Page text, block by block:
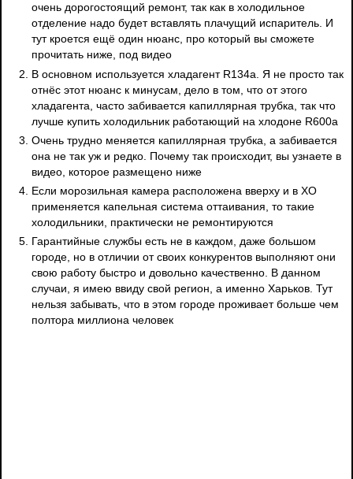
очень дорогостоящий ремонт, так как в холодильное
отделение надо будет вставлять плачущий испаритель. И
тут кроется ещё один нюанс, про который вы сможете
прочитать ниже, под видео
В основном используется хладагент R134a. Я не просто так
отнёс этот нюанс к минусам, дело в том, что от этого
хладагента, часто забивается капиллярная трубка, так что
лучше купить холодильник работающий на хлодоне R600a
Очень трудно меняется капиллярная трубка, а забивается
она не так уж и редко. Почему так происходит, вы узнаете в
видео, которое размещено ниже
Если морозильная камера расположена вверху и в ХО
применяется капельная система оттаивания, то такие
холодильники, практически не ремонтируются
Гарантийные службы есть не в каждом, даже большом
городе, но в отличии от своих конкурентов выполняют они
свою работу быстро и довольно качественно. В данном
случаи, я имею ввиду свой регион, а именно Харьков. Тут
нельзя забывать, что в этом городе проживает больше чем
полтора миллиона человек